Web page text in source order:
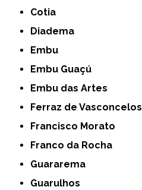
Cotia
Diadema
Embu
Embu Guaçú
Embu das Artes
Ferraz de Vasconcelos
Francisco Morato
Franco da Rocha
Guararema
Guarulhos